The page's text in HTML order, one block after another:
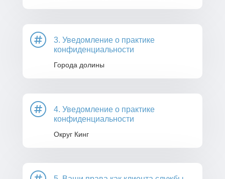

3. Уведомление о практике
конфиденциальности
Города долины

4. Уведомление о практике
конфиденциальности
Округ Кинг